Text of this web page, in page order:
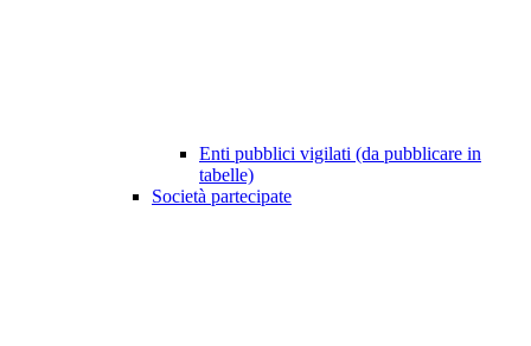
Enti pubblici vigilati (da pubblicare in
tabelle)
Società partecipate